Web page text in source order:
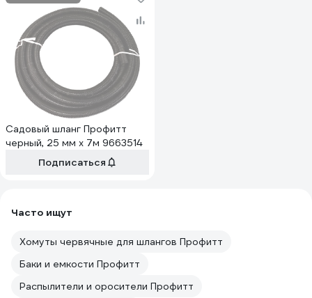
Садовый шланг Профитт
черный, 25 мм х 7м 9663514
Подписаться
Часто ищут
Хомуты червячные для шлангов Профитт
Баки и емкости Профитт
Распылители и оросители Профитт